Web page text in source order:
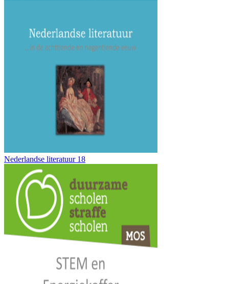
Nederlandse literatuur 18